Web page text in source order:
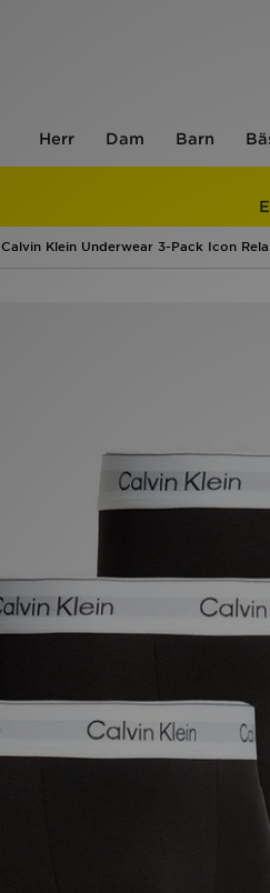
Herr Dam Barn
Calvin Klein Underwear 3-Pack Icon